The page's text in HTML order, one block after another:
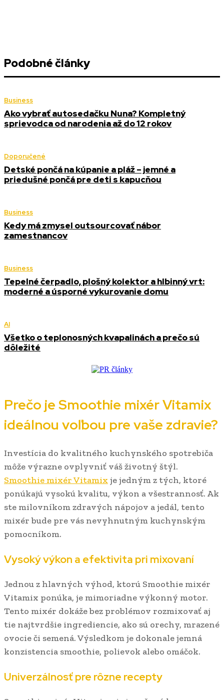
Podobné články
Business
Ako vybrať autosedačku Nuna? Kompletný
sprievodca od narodenia až do 12 rokov
Doporučené
Detské pončá na kúpanie a pláž – jemné a
priedušné pončá pre deti s kapucňou
Business
Kedy má zmysel outsourcovať nábor
zamestnancov
Business
Tepelné čerpadlo, plošný kolektor a hlbinný vrt:
moderné a úsporné vykurovanie domu
AI
Všetko o teplonosných kvapalinách a prečo sú
dôležité
Prečo je Smoothie mixér Vitamix
ideálnou voľbou pre vaše zdravie?
Investícia do kvalitného kuchynského spotrebiča
môže výrazne ovplyvniť váš životný štýl.
Smoothie mixér Vitamix je jedným z tých, ktoré
ponúkajú vysokú kvalitu, výkon a všestrannosť. Ak
ste milovníkom zdravých nápojov a jedál, tento
mixér bude pre vás nevyhnutným kuchynským
pomocníkom.
Vysoký výkon a efektivita pri mixovaní
Jednou z hlavných výhod, ktorú Smoothie mixér
Vitamix ponúka, je mimoriadne výkonný motor.
Tento mixér dokáže bez problémov rozmixovať aj
tie najtvrdšie ingrediencie, ako sú orechy, mrazené
ovocie či semená. Výsledkom je dokonale jemná
konzistencia smoothie, polievok alebo omáčok.
Univerzálnosť pre rôzne recepty